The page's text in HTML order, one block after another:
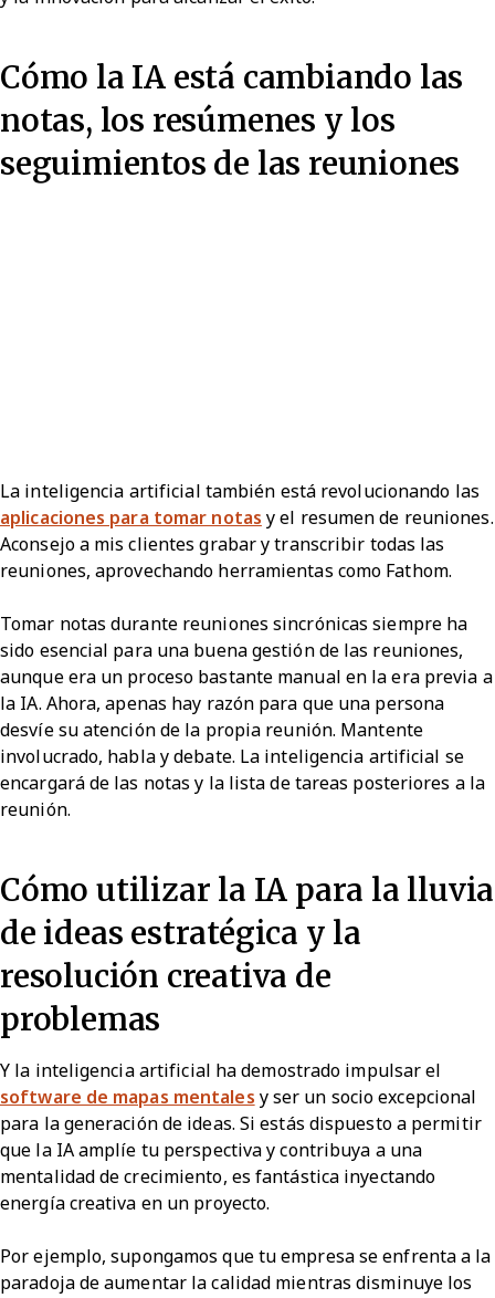
Cómo la IA está cambiando las
notas, los resúmenes y los
seguimientos de las reuniones
La inteligencia artificial también está revolucionando las
aplicaciones para tomar notas y el resumen de reuniones.
Aconsejo a mis clientes grabar y transcribir todas las
reuniones, aprovechando herramientas como Fathom.
Tomar notas durante reuniones sincrónicas siempre ha
sido esencial para una buena gestión de las reuniones,
aunque era un proceso bastante manual en la era previa a
la IA. Ahora, apenas hay razón para que una persona
desvíe su atención de la propia reunión. Mantente
involucrado, habla y debate. La inteligencia artificial se
encargará de las notas y la lista de tareas posteriores a la
reunión.
Cómo utilizar la IA para la lluvia
de ideas estratégica y la
resolución creativa de
problemas
Y la inteligencia artificial ha demostrado impulsar el
software de mapas mentales y ser un socio excepcional
para la generación de ideas. Si estás dispuesto a permitir
que la IA amplíe tu perspectiva y contribuya a una
mentalidad de crecimiento, es fantástica inyectando
energía creativa en un proyecto.
Por ejemplo, supongamos que tu empresa se enfrenta a la
paradoja de aumentar la calidad mientras disminuye los